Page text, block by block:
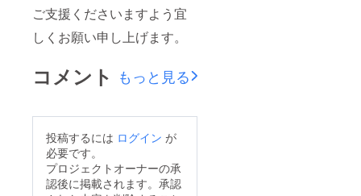
ご支援くださいますよう宜
しくお願い申し上げます。
コメント もっと見る
投稿するには ログイン が
必要です。
プロジェクトオーナーの承
認後に掲載されます。承認